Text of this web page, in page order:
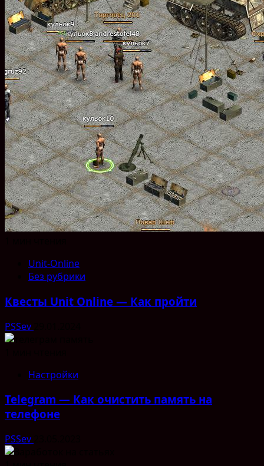
Unit-Online
Без рубрики
Квесты Unit Online — Как пройти
PSSev
Настройки
Telegram — Как очистить память на
телефоне
PSSev